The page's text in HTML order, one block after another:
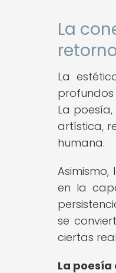
La
La
La
artística,
humana.
en la
se
ciertas
La